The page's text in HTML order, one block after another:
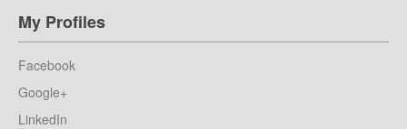
My Profiles
Facebook
Google+
LinkedIn